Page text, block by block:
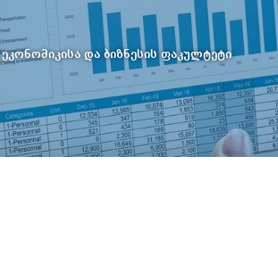
ეკონომიკისა და ბიზნესის ფაკულტეტი